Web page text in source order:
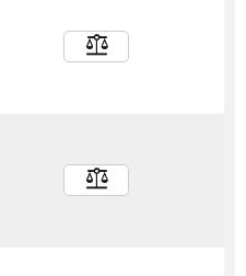
balance
balance